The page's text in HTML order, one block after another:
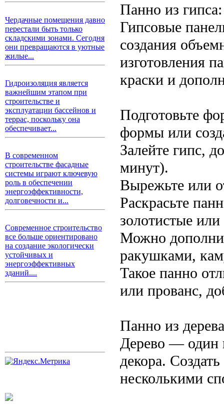
Чердачные помещения давно
перестали быть только
складскими зонами. Сегодня
они превращаются в уютные
жилые...
Гидроизоляция является
важнейшим этапом при
строительстве и
эксплуатации бассейнов и
террас, поскольку она
обеспечивает...
В современном
строительстве фасадные
системы играют ключевую
роль в обеспечении
энергоэффективности,
долговечности и...
Современное строительство
все больше ориентировано
на создание экологически
устойчивых и
энергоэффективных
зданий....
Панно из
Гипсовые
создания
изготовления
краски и
Подготовьте
формы или
Залейте гипс,
минут).
Вырежьте или
Раскрасьте
золотистые
Можно
ракушками,
Такое панно
или прованс,
Панно из
Дерево — один
декора.
несколькими